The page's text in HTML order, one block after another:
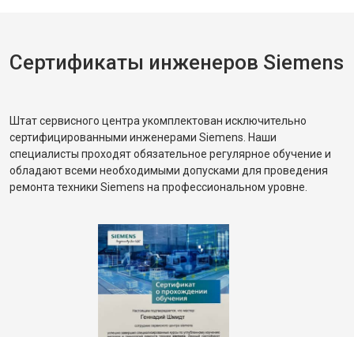
Сертификаты инженеров Siemens
Штат сервисного центра укомплектован исключительно
сертифицированными инженерами Siemens. Наши
специалисты проходят обязательное регулярное обучение и
обладают всеми необходимыми допусками для проведения
ремонта техники Siemens на профессиональном уровне.